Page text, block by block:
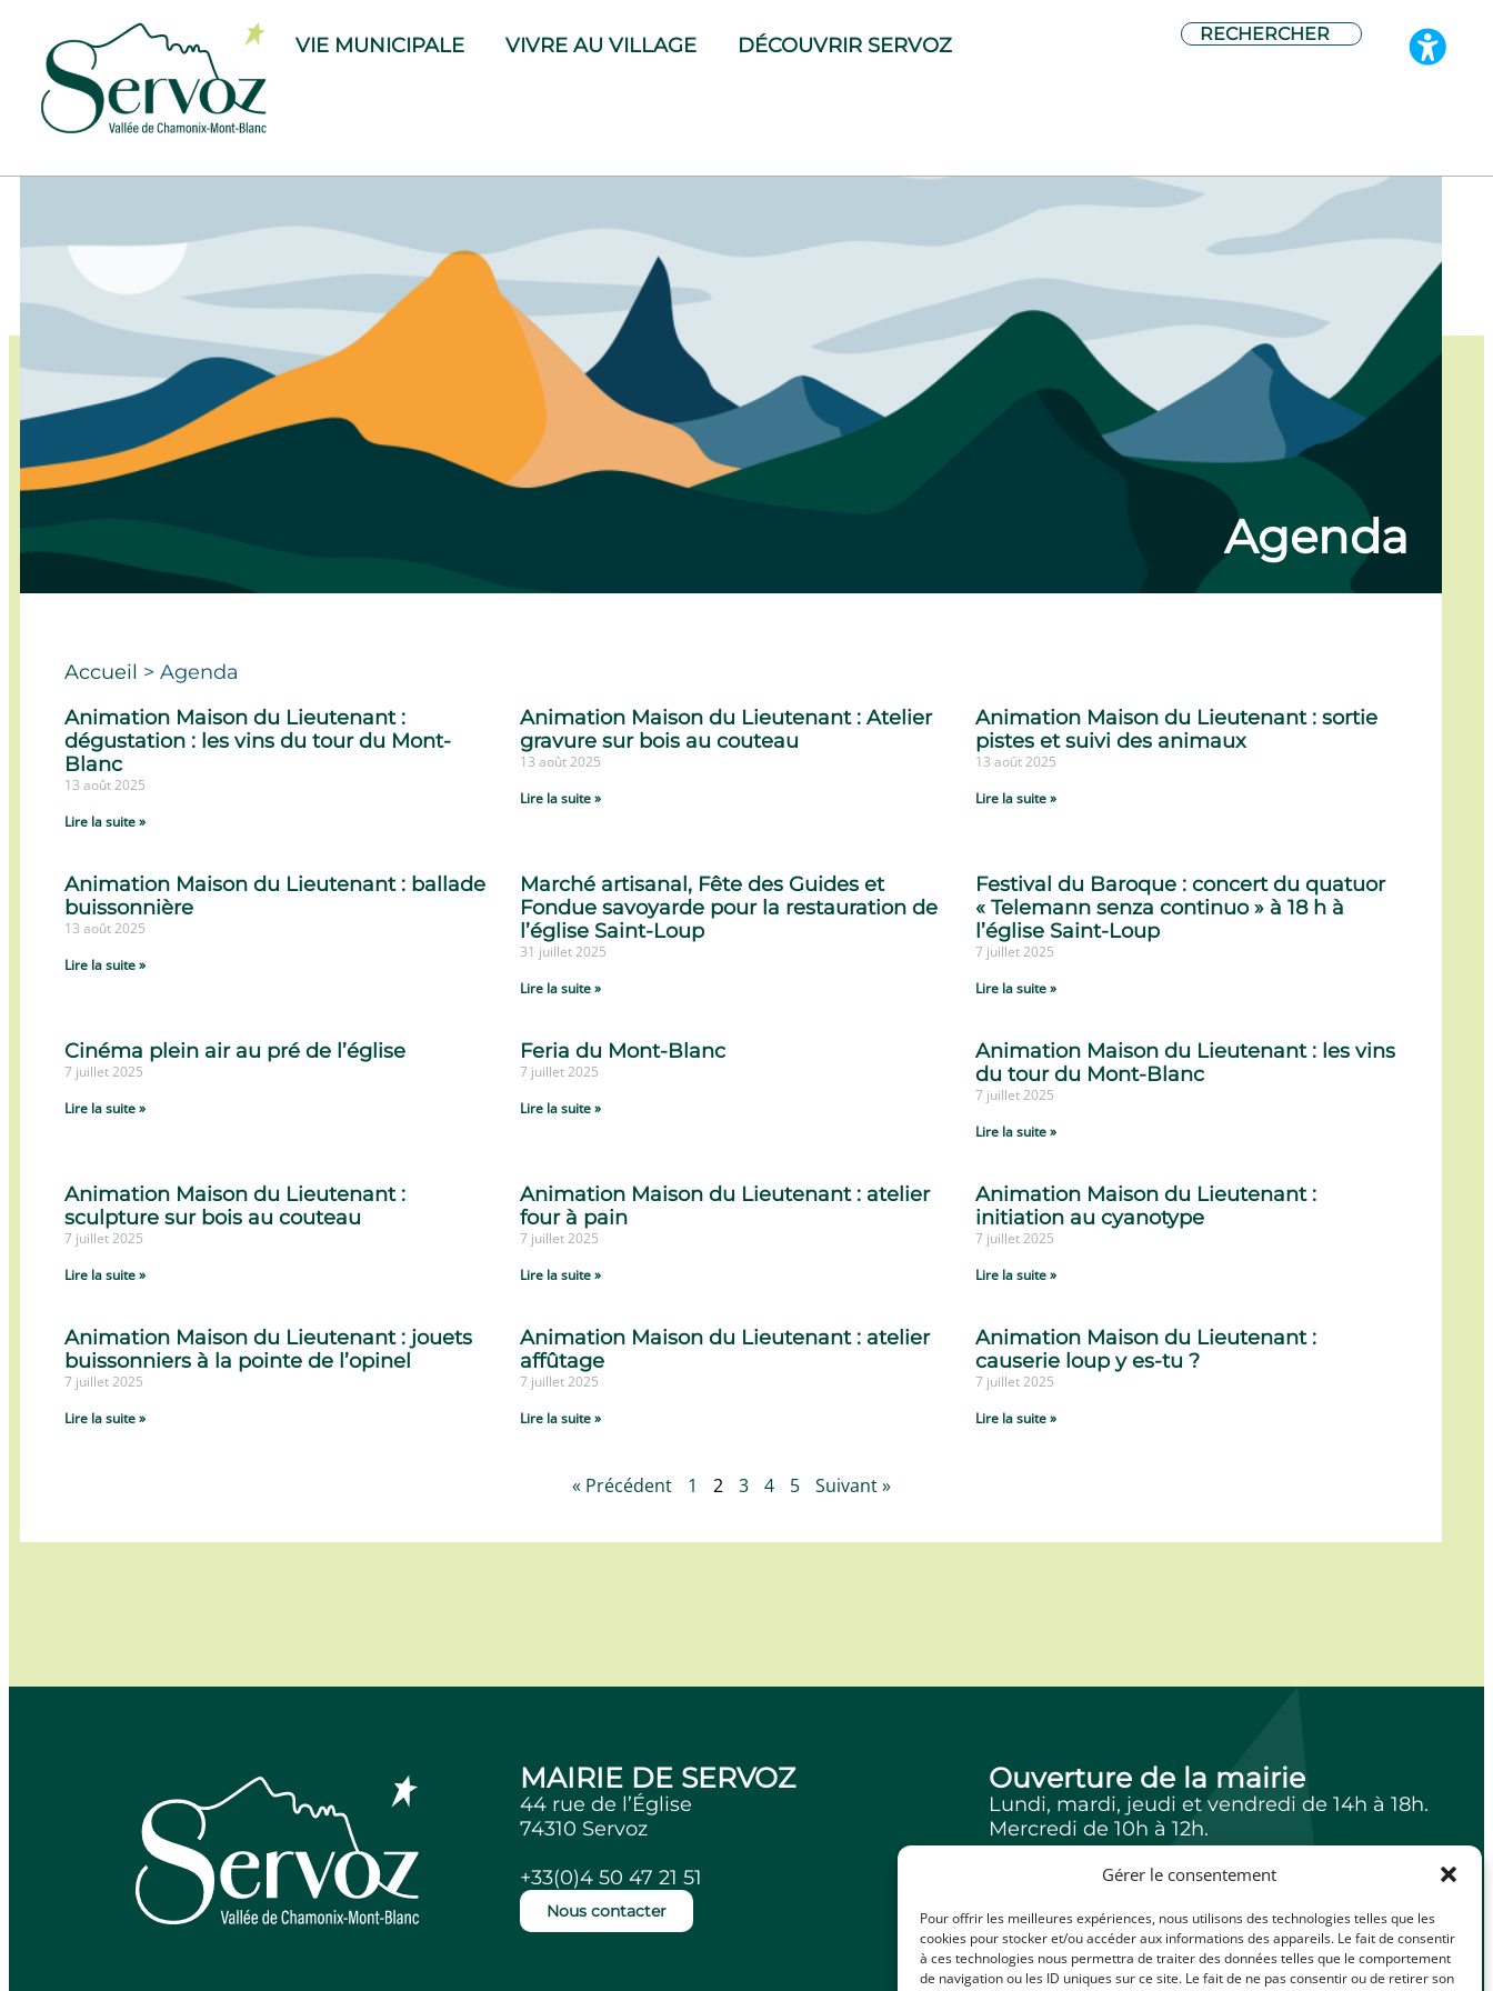
Gérer le consentement
Pour offrir les meilleures expériences, nous utilisons des technologies telles que les
cookies pour stocker et/ou accéder aux informations des appareils. Le fait de consentir
à ces technologies nous permettra de traiter des données telles que le comportement
de navigation ou les ID uniques sur ce site. Le fait de ne pas consentir ou de retirer son
principal
VIE MUNICIPALE VIVRE AU VILLAGE DÉCOUVRIR SERVOZ
Agenda
Accueil > Agenda
Animation Maison du Lieutenant :
dégustation : les vins du tour du Mont-
Blanc
13 août 2025
Lire la suite »
Animation Maison du Lieutenant : Atelier
gravure sur bois au couteau
13 août 2025
Lire la suite »
Animation Maison du Lieutenant : sortie
pistes et suivi des animaux
13 août 2025
Lire la suite »
Animation Maison du Lieutenant : ballade
buissonnière
13 août 2025
Lire la suite »
Marché artisanal, Fête des Guides et
Fondue savoyarde pour la restauration de
l’église Saint-Loup
31 juillet 2025
Lire la suite »
Festival du Baroque : concert du quatuor
« Telemann senza continuo » à 18 h à
l’église Saint-Loup
7 juillet 2025
Lire la suite »
Cinéma plein air au pré de l’église
7 juillet 2025
Lire la suite »
Feria du Mont-Blanc
7 juillet 2025
Lire la suite »
Animation Maison du Lieutenant : les vins
du tour du Mont-Blanc
7 juillet 2025
Lire la suite »
Animation Maison du Lieutenant :
sculpture sur bois au couteau
7 juillet 2025
Lire la suite »
Animation Maison du Lieutenant : atelier
four à pain
7 juillet 2025
Lire la suite »
Animation Maison du Lieutenant :
initiation au cyanotype
7 juillet 2025
Lire la suite »
Animation Maison du Lieutenant : jouets
buissonniers à la pointe de l’opinel
7 juillet 2025
Lire la suite »
Animation Maison du Lieutenant : atelier
affûtage
7 juillet 2025
Lire la suite »
Animation Maison du Lieutenant :
causerie loup y es-tu ?
7 juillet 2025
Lire la suite »
« Précédent 1 2 3 4 5 Suivant »
MAIRIE DE SERVOZ
44 rue de l’Église
74310 Servoz
+33(0)4 50 47 21 51
Nous contacter
Ouverture de la mairie
Lundi, mardi, jeudi et vendredi de 14h à 18h.
Mercredi de 10h à 12h.
facebookIlliwap